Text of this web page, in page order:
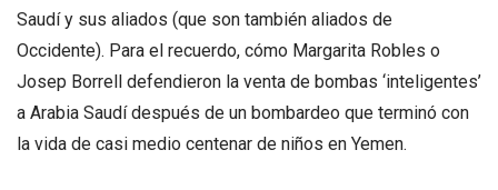
Saudí y sus aliados (que son también aliados de
Occidente). Para el recuerdo, cómo Margarita Robles o
Josep Borrell defendieron la venta de bombas ‘inteligentes’
a Arabia Saudí después de un bombardeo que terminó con
la vida de casi medio centenar de niños en Yemen.